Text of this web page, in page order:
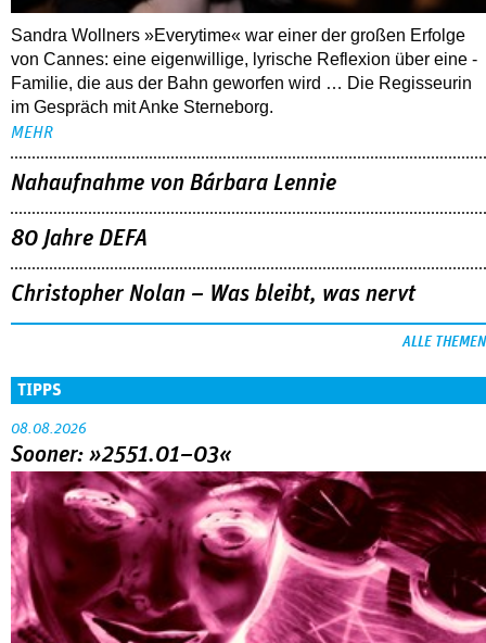
Sandra Wollners »Everytime« war einer der großen Erfolge
von Cannes: eine eigenwillige, lyrische Reflexion über eine ­
Familie, die aus der Bahn geworfen wird … Die Regisseurin
im Gespräch mit Anke Sterneborg.
MEHR
Nahaufnahme von Bárbara Lennie
80 Jahre DEFA
Christopher Nolan – Was bleibt, was nervt
ALLE THEMEN
TIPPS
08.08.2026
Sooner: »2551.01–03«